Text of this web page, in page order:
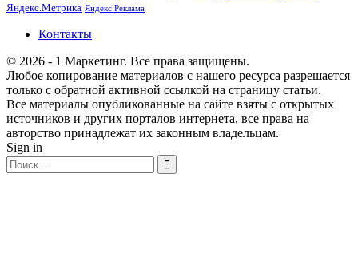
Яндекс.Метрика Яндекс Реклама
Контакты
© 2026 - 1 Маркетинг. Все права защищены.
Любое копирование материалов с нашего ресурса разрешается
только с обратной активной ссылкой на страницу статьи.
Все материалы опубликованные на сайте взяты с открытых
источников и других порталов интернета, все права на
авторство принадлежат их законным владельцам.
Sign in